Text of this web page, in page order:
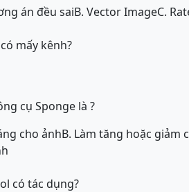
án đều saiB. Vector ImageC.
mấy kênh?
cụ Sponge là ?
cho ảnhB. Làm tăng hoặc
có tác dụng?